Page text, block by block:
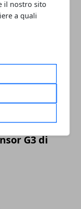
il nostro sito
a quali
G3 di